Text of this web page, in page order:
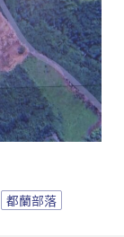
都蘭部落